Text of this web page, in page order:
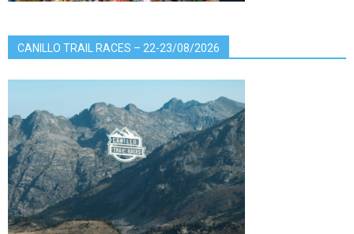
CANILLO TRAIL RACES – 22-23/08/2026